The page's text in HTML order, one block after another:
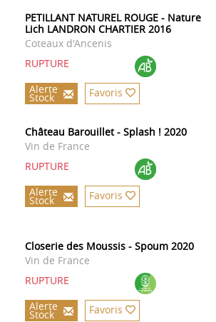
PETILLANT NATUREL ROUGE - Nature
Lich LANDRON CHARTIER 2016
Coteaux d'Ancenis
RUPTURE
Alerte
Stock Favoris
Château Barouillet - Splash ! 2020
Vin de France
RUPTURE
Alerte
Stock Favoris
Closerie des Moussis - Spoum 2020
Vin de France
RUPTURE
Alerte
Stock Favoris